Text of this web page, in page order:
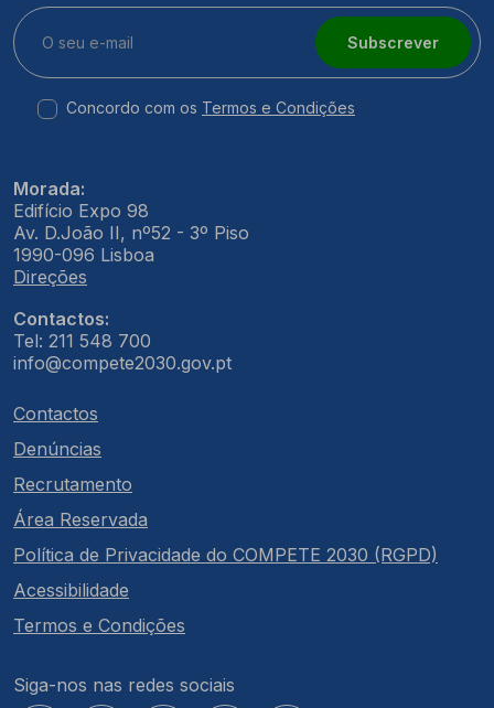
Subscrever
Concordo com os Termos e Condições
Morada:
Edifício Expo 98
Av. D.João II, nº52 - 3º Piso
1990-096 Lisboa
Direções
Contactos:
Tel: 211 548 700
info@compete2030.gov.pt
Contactos
Denúncias
Recrutamento
Área Reservada
Política de Privacidade do COMPETE 2030 (RGPD)
Acessibilidade
Termos e Condições
Siga-nos nas redes sociais